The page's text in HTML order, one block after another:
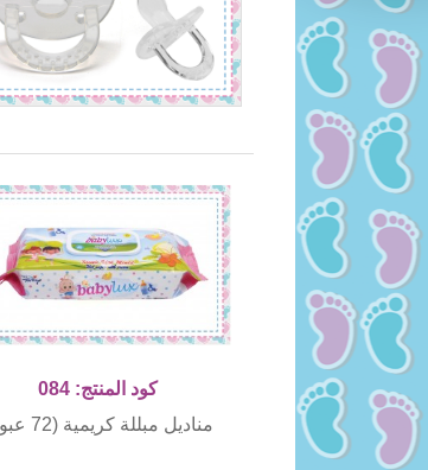
كود المنتج: 084
مناديل مبللة كريمية (72 عبوة)